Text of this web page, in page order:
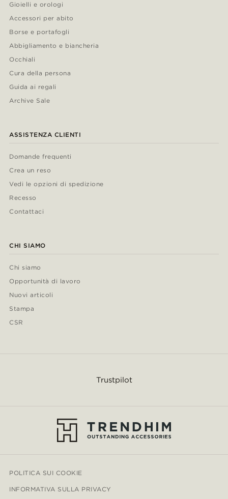
Gioielli e orologi
Accessori per abito
Borse e portafogli
Abbigliamento e biancheria
Occhiali
Cura della persona
Guida ai regali
Archive Sale
ASSISTENZA CLIENTI
Domande frequenti
Crea un reso
Vedi le opzioni di spedizione
Recesso
Contattaci
CHI SIAMO
Chi siamo
Opportunità di lavoro
Nuovi articoli
Stampa
CSR
Trustpilot
POLITICA SUI COOKIE
INFORMATIVA SULLA PRIVACY